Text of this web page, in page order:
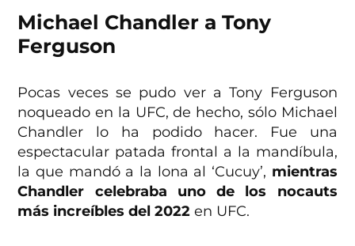
Michael Chandler a Tony
Ferguson
Pocas veces se pudo ver a Tony Ferguson
noqueado en la UFC, de hecho, sólo Michael
Chandler lo ha podido hacer. Fue una
espectacular patada frontal a la mandíbula,
la que mandó a la lona al ‘Cucuy’, mientras
Chandler celebraba uno de los nocauts
más increíbles del 2022 en UFC.